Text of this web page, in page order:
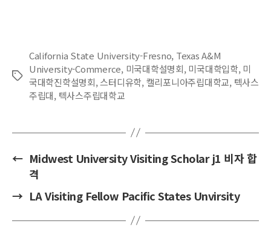
Tags
California State University-Fresno, Texas A&M
University-Commerce, 미국대학설명회, 미국대학입학, 미
국대학진학설명회,스터디유학, 캘리포니아주립대학교, 텍사스
주립대, 텍사스주립대학교
← Midwest University Visiting Scholar j1 비자 합
격
→ LA Visiting Fellow Pacific States Unvirsity